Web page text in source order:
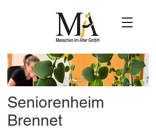
Seniorenheim
Brennet